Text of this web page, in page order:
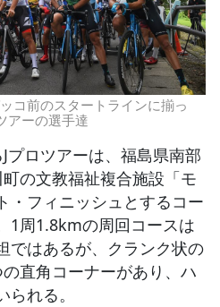
コ前のスタートラインに揃っ
アーの選手達
プロツアーは、福島県南部
の文教福祉複合施設「モ
・フィニッシュとするコー
1周1.8kmの周回コースは
ではあるが、クランク状の
直角コーナーがあり、ハ
れる。